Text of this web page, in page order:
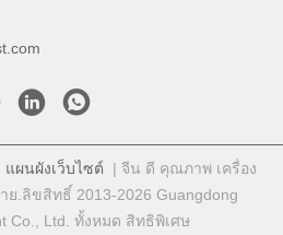
แผนผังเว็บไซต์ | จีน ดี คุณภาพ เครื่อง
.ลิขสิทธิ์ 2013-2026 Guangdong
Co., Ltd. ทั้งหมด สิทธิพิเศษ